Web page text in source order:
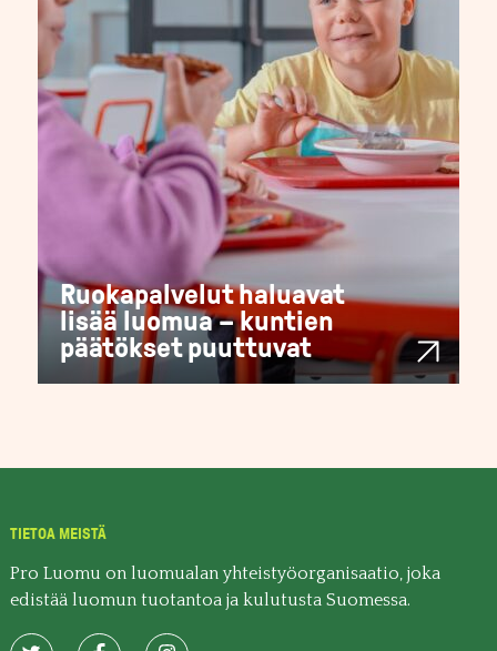
Ruokapalvelut haluavat
lisää luomua – kuntien
päätökset puuttuvat
TIETOA MEISTÄ
Pro Luomu on luomualan yhteistyöorganisaatio, joka
edistää luomun tuotantoa ja kulutusta Suomessa.